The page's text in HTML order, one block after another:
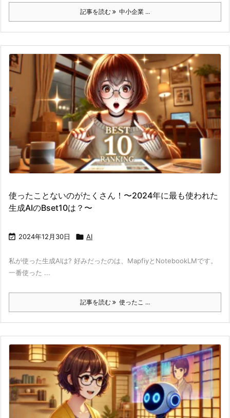
記事を読む 中小企業 ...
使ったことないのがたくさん！〜2024年に最も使われた
生成AIのBset10は？〜
 2024年12月30日  AI
私が使った生成AIは? 好みだったのは、MapfiyとNotebookLMです。
一番使った ...
記事を読む 使ったこ ...